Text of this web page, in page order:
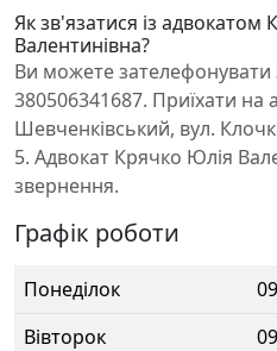
Як зв'язатися із адвокатом
Валентинівна?
Ви можете
380506341687. Приїхати на
Шевченківський, вул.
5. Адвокат Крячко Юлія
звернення.
Графік роботи
Понеділок
Вівторок